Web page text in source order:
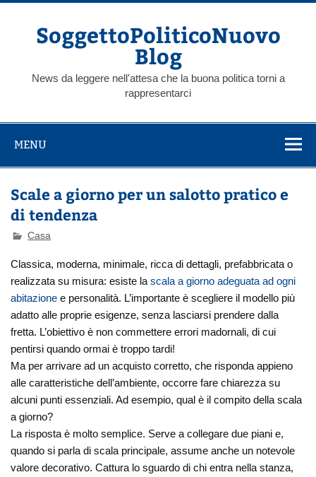
Skip
SoggettoPoliticoNuovo
Blog
News da leggere nell'attesa che la buona politica torni a
rappresentarci
MENU
Scale a giorno per un salotto pratico e
di tendenza
Casa
Classica, moderna, minimale, ricca di dettagli, prefabbricata o
realizzata su misura: esiste lascala a giorno adeguata ad ogni
abitazione e personalità. L’importante è scegliere il modello più
adatto alle proprie esigenze, senza lasciarsi prendere dalla
fretta. L’obiettivo è non commettere errori madornali, di cui
pentirsi quando ormai è troppo tardi!
Ma per arrivare ad un acquisto corretto, che risponda appieno
alle caratteristiche dell’ambiente, occorre fare chiarezza su
alcuni punti essenziali. Ad esempio, qual è il compito della scala
a giorno?
La risposta è molto semplice. Serve a collegare due piani e,
quando si parla di scala principale, assume anche un notevole
valore decorativo. Cattura lo sguardo di chi entra nella stanza,